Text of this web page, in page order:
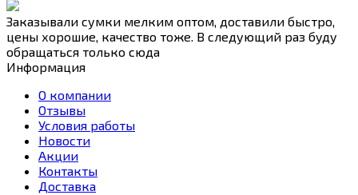
Заказывали сумки мелким оптом, доставили быстро,
цены хорошие, качество тоже. В следующий раз буду
обращаться только сюда
Информация
О компании
Отзывы
Условия работы
Новости
Акции
Контакты
Доставка